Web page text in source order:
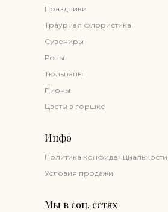
Праздники
Траурная флористика
Сувениры
Розы
Тюльпаны
Пионы
Цветы в горшке
Инфо
Политика конфиденциальности
Условия продажи
Мы в соц. сетях